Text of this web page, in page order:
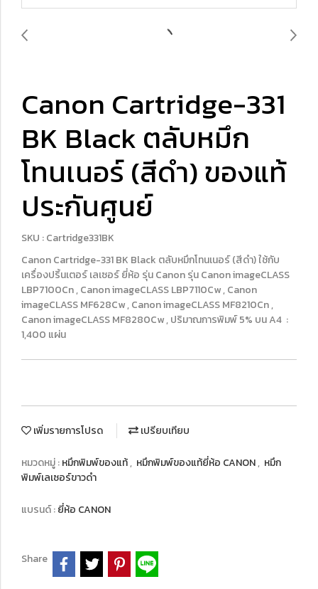
Canon Cartridge-331
BK Black ตลับหมึก
โทนเนอร์ (สีดำ) ของแท้
ประกันศูนย์
SKU : Cartridge331BK
Canon Cartridge-331 BK Black ตลับหมึกโทนเนอร์ (สีดำ) ใช้กับ
เครื่องปริ้นเตอร์ เลเซอร์ ยี่ห้อ รุ่น Canon รุ่น Canon imageCLASS
LBP7100Cn , Canon imageCLASS LBP7110Cw , Canon
imageCLASS MF628Cw , Canon imageCLASS MF8210Cn ,
Canon imageCLASS MF8280Cw , ปริมาณการพิมพ์ 5% บน A4 :
1,400 แผ่น
เพิ่มรายการโปรด เปรียบเทียบ
หมวดหมู่ :หมึกพิมพ์ของแท้, หมึกพิมพ์ของแท้ยี่ห้อ CANON, หมึก
พิมพ์เลเซอร์ขาวดำ
แบรนด์ :ยี่ห้อ CANON
Share